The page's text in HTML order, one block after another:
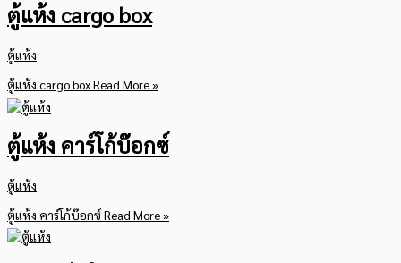
ตู้แห้ง cargo box
ตู้แห้ง
ตู้แห้ง cargo boxRead More »
ตู้แห้ง คาร์โก้บ๊อกซ์
ตู้แห้ง
ตู้แห้ง คาร์โก้บ๊อกซ์Read More »